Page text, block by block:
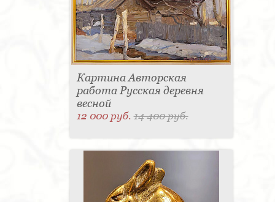
Картина Авторская
работа Русская деревня
весной
12 000 руб.14 400 руб.